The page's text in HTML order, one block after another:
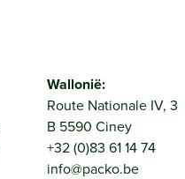
Wallonië:
Route Nationale IV, 3
B 5590 Ciney
+32 (0)83 61 14 74
info@packo.be